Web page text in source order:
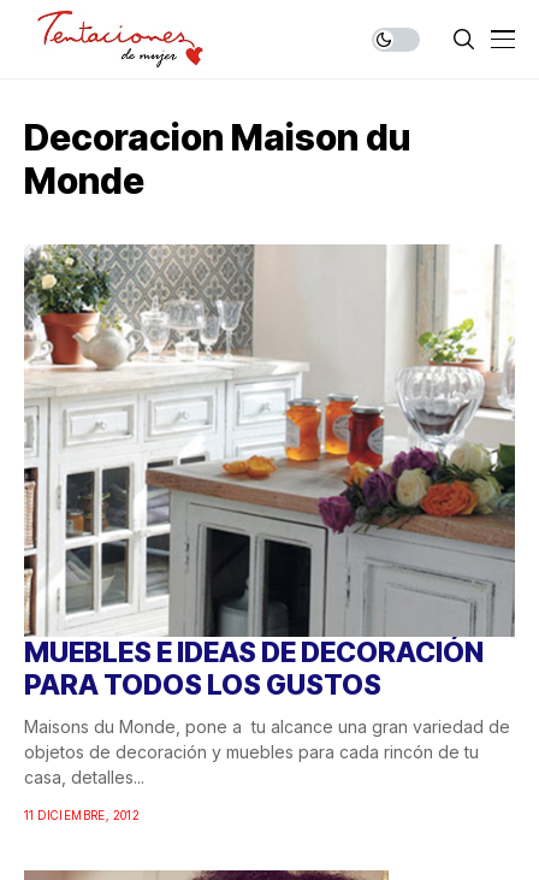
Decoracion Maison du
Monde
MUEBLES E IDEAS DE DECORACIÓN
PARA TODOS LOS GUSTOS
Maisons du Monde, pone a tu alcance una gran variedad de
objetos de decoración y muebles para cada rincón de tu
casa, detalles...
11 DICIEMBRE, 2012